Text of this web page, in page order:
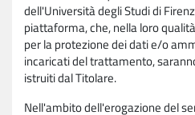
dell'Università degli Studi di
piattaforma, che, nella loro
per la protezione dei dati e/o
incaricati del trattamento,
istruiti dal Titolare.
Nell'ambito dell'erogazione del